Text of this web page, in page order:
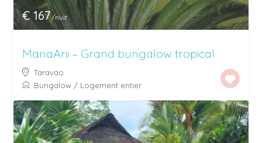
€ 167/nuit
ManaArii – Grand bungalow tropical
Taravao
Bungalow / Logement entier